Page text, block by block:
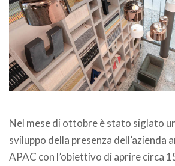
Nel mese di ottobre è stato siglato
sviluppo della presenza dell’azienda
APAC con l’obiettivo di aprire circa